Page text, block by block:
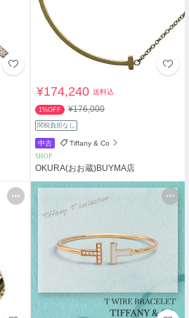
¥174,240送料込
1%OFF ¥176,000
関税負担なし
中古 Tiffany & Co
SHOP
OKURA(おお蔵)BUYMA店